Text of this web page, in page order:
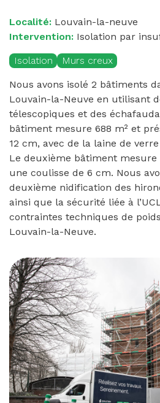
Localité: Louvain-la-neuve
Intervention: Isolation par
Isolation Murs creux
Nous avons isolé 2 bâtiments
Louvain-la-Neuve en utilisant
télescopiques et des
bâtiment mesure 688 m² et
12 cm, avec de la laine de
Le deuxième bâtiment mesure
une coulisse de 6 cm. Nous
deuxième nidification des
ainsi que la sécurité liée à
contraintes techniques de
Louvain-la-Neuve.